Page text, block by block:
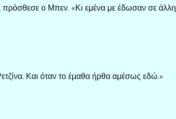
πρόσθεσε ο Μπεν. «Κι εμένα με έδωσαν σε άλλη
Και όταν το έμαθα ήρθα αμέσως εδώ.»